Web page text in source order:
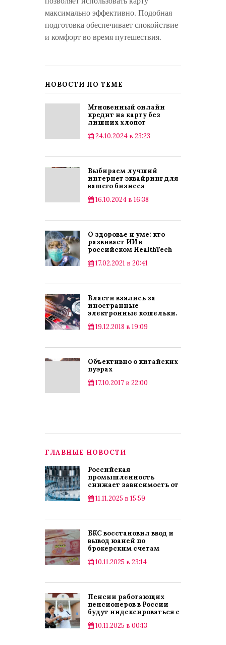
максимально эффективно. Подобная
подготовка обеспечивает спокойствие
и комфорт во время путешествия.
НОВОСТИ ПО ТЕМЕ
Мгновенный онлайн
кредит на карту без
лишних хлопот
24.10.2024 в 23:23
Выбираем лучший
интернет эквайринг для
вашего бизнеса
16.10.2024 в 16:38
О здоровье и уме: кто
развивает ИИ в
российском HealthTech
17.02.2021 в 20:41
Власти взялись за
иностранные
электронные кошельки.
регистрироваться в ЦБ
19.12.2018 в 19:09
Объективно о китайских
пуэрах
17.10.2017 в 22:00
ГЛАВНЫЕ НОВОСТИ
Российская
промышленность
снижает зависимость от
11.11.2025 в 15:59
БКС восстановил ввод и
вывод юаней по
брокерским счетам
10.11.2025 в 23:14
Пенсии работающих
пенсионеров в России
будут индексироваться с
10.11.2025 в 00:13